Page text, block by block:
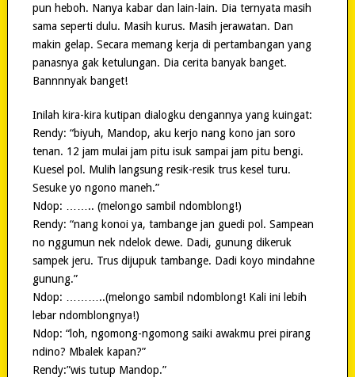
pun heboh. Nanya kabar dan lain-lain. Dia ternyata masih
sama seperti dulu. Masih kurus. Masih jerawatan. Dan
makin gelap. Secara memang kerja di pertambangan yang
panasnya gak ketulungan. Dia cerita banyak banget.
Bannnnyak banget!
Inilah kira-kira kutipan dialogku dengannya yang kuingat:
Rendy: “biyuh, Mandop, aku kerjo nang kono jan soro
tenan. 12 jam mulai jam pitu isuk sampai jam pitu bengi.
Kuesel pol. Mulih langsung resik-resik trus kesel turu.
Sesuke yo ngono maneh.”
Ndop: …….. (melongo sambil ndomblong!)
Rendy: “nang konoi ya, tambange jan guedi pol. Sampean
no nggumun nek ndelok dewe. Dadi, gunung dikeruk
sampek jeru. Trus dijupuk tambange. Dadi koyo mindahne
gunung.”
Ndop: ………..(melongo sambil ndomblong! Kali ini lebih
lebar ndomblongnya!)
Ndop: “loh, ngomong-ngomong saiki awakmu prei pirang
ndino? Mbalek kapan?”
Rendy:”wis tutup Mandop.”